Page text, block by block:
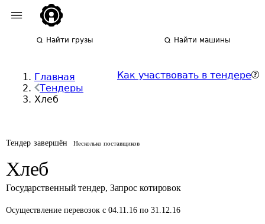
Найти грузы Найти машины
Главная
Тендеры
Хлеб
Как участвовать в тендере
Тендер завершён Несколько поставщиков
Хлеб
Государственный тендер, Запрос котировок
Осуществление перевозок с 04.11.16 по 31.12.16